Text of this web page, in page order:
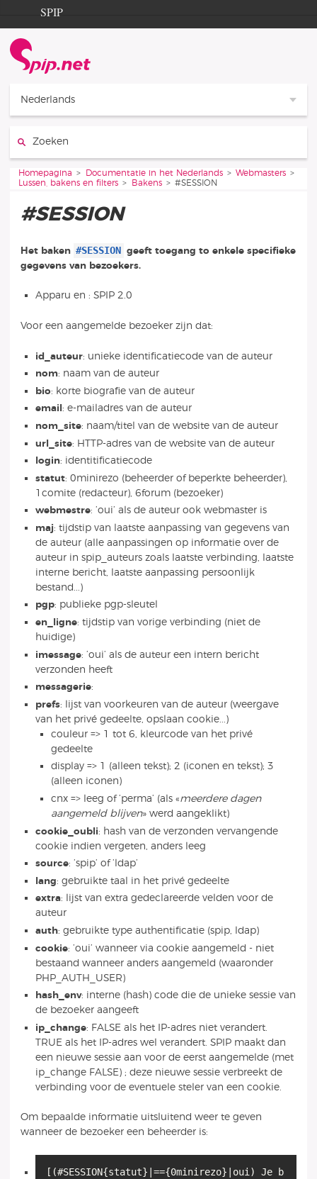
Ga naar de inhoud
Ga naar de navigatie
SPIP
Documentation
Contribution
Nederlands
Je bent hier:
Homepagina Documentatie in het Nederlands
Webmasters
Lussen, bakens en filters
Bakens #SESSION
#SESSION
Het baken #SESSION geeft toegang to enkele specifieke
gegevens van bezoekers.
Apparu en : SPIP 2.0
Voor een aangemelde bezoeker zijn dat:
id_auteur: unieke identificatiecode van de auteur
nom: naam van de auteur
bio: korte biografie van de auteur
email: e-mailadres van de auteur
nom_site: naam/titel van de website van de auteur
url_site: HTTP-adres van de website van de auteur
login: identitificatiecode
statut: 0minirezo (beheerder of beperkte beheerder),
1comite (redacteur), 6forum (bezoeker)
webmestre: ’oui’ als de auteur ook webmaster is
maj: tijdstip van laatste aanpassing van gegevens van
de auteur (alle aanpassingen op informatie over de
auteur in spip_auteurs zoals laatste verbinding, laatste
interne bericht, laatste aanpassing persoonlijk
bestand...)
pgp: publieke pgp-sleutel
en_ligne: tijdstip van vorige verbinding (niet de
huidige)
imessage: ’oui’ als de auteur een intern bericht
verzonden heeft
messagerie:
prefs: lijst van voorkeuren van de auteur (weergave
van het privé gedeelte, opslaan cookie...)
couleur => 1 tot 6, kleurcode van het privé
gedeelte
display => 1 (alleen tekst); 2 (iconen en tekst); 3
(alleen iconen)
cnx => leeg of ’perma’ (als «meerdere dagen
aangemeld blijven» werd aangeklikt)
cookie_oubli: hash van de verzonden vervangende
cookie indien vergeten, anders leeg
source: ’spip’ of ’ldap’
lang: gebruikte taal in het privé gedeelte
extra: lijst van extra gedeclareerde velden voor de
auteur
auth: gebruikte type authentificatie (spip, ldap)
cookie: ’oui’ wanneer via cookie aangemeld - niet
bestaand wanneer anders aangemeld (waaronder
PHP_AUTH_USER)
hash_env: interne (hash) code die de unieke sessie van
de bezoeker aangeeft
ip_change: FALSE als het IP-adres niet verandert.
TRUE als het IP-adres wel verandert. SPIP maakt dan
een nieuwe sessie aan voor de eerst aangemelde (met
ip_change FALSE) ; deze nieuwe sessie verbreekt de
verbinding voor de eventuele steler van een cookie.
Om bepaalde informatie uitsluitend weer te geven
wanneer de bezoeker een beheerder is:
[(#SESSION{statut}|=={0minirezo}|oui) Je b